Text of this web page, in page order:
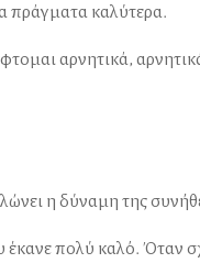
πράγματα καλύτερα.
αρνητικά,
η δύναμη της
έκανε πολύ καλό. Όταν